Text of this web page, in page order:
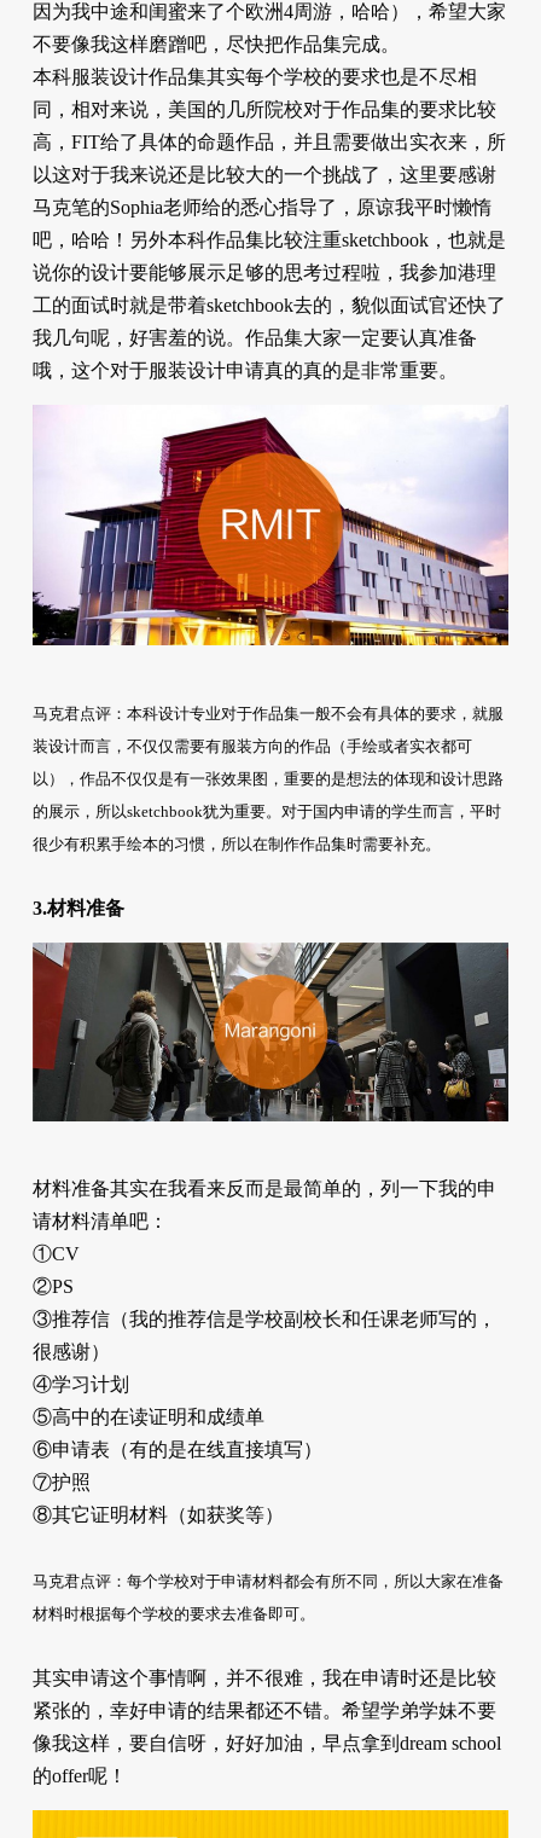
因为我中途和闺蜜来了个欧洲4周游，哈哈），希望大家
不要像我这样磨蹭吧，尽快把作品集完成。
本科服装设计作品集其实每个学校的要求也是不尽相
同，相对来说，美国的几所院校对于作品集的要求比较
高，FIT给了具体的命题作品，并且需要做出实衣来，所
以这对于我来说还是比较大的一个挑战了，这里要感谢
马克笔的Sophia老师给的悉心指导了，原谅我平时懒惰
吧，哈哈！另外本科作品集比较注重sketchbook，也就是
说你的设计要能够展示足够的思考过程啦，我参加港理
工的面试时就是带着sketchbook去的，貌似面试官还快了
我几句呢，好害羞的说。作品集大家一定要认真准备
哦，这个对于服装设计申请真的真的是非常重要。
马克君点评：本科设计专业对于作品集一般不会有具体的要求，就服
装设计而言，不仅仅需要有服装方向的作品（手绘或者实衣都可
以），作品不仅仅是有一张效果图，重要的是想法的体现和设计思路
的展示，所以sketchbook犹为重要。对于国内申请的学生而言，平时
很少有积累手绘本的习惯，所以在制作作品集时需要补充。
3.材料准备
材料准备其实在我看来反而是最简单的，列一下我的申
请材料清单吧：
①CV
②PS
③推荐信（我的推荐信是学校副校长和任课老师写的，
很感谢）
④学习计划
⑤高中的在读证明和成绩单
⑥申请表（有的是在线直接填写）
⑦护照
⑧其它证明材料（如获奖等）
马克君点评：每个学校对于申请材料都会有所不同，所以大家在准备
材料时根据每个学校的要求去准备即可。
其实申请这个事情啊，并不很难，我在申请时还是比较
紧张的，幸好申请的结果都还不错。希望学弟学妹不要
像我这样，要自信呀，好好加油，早点拿到dream school
的offer呢！